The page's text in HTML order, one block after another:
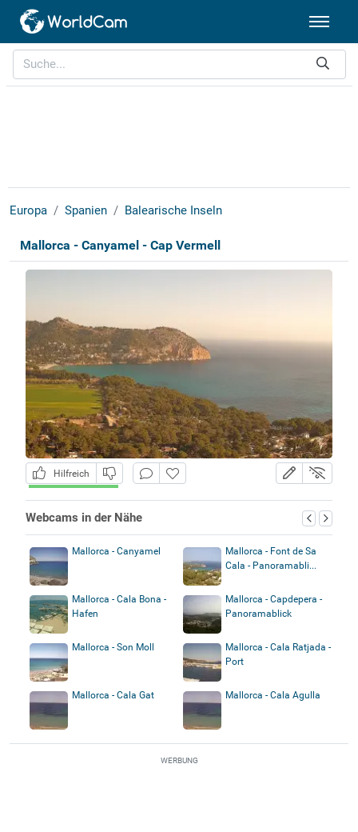
Europa Spanien Balearische Inseln
Mallorca - Canyamel - Cap Vermell
Hilfreich
Webcams in der Nähe
Mallorca - Canyamel
Mallorca - Font de Sa
Cala - Panoramabli...
Mallorca - Cala Bona -
Hafen
Mallorca - Capdepera -
Panoramablick
Mallorca - Son Moll
Mallorca - Cala Ratjada -
Port
Mallorca - Cala Gat Mallorca - Cala Agulla
WERBUNG